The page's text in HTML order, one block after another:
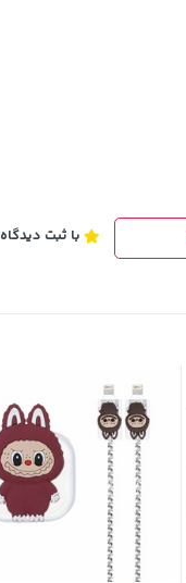
با ثبت دیدگاه 5 امتیاز کسب کنید